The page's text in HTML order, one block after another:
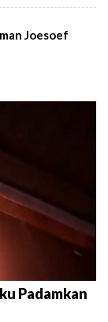
Joesoef
Padamkan